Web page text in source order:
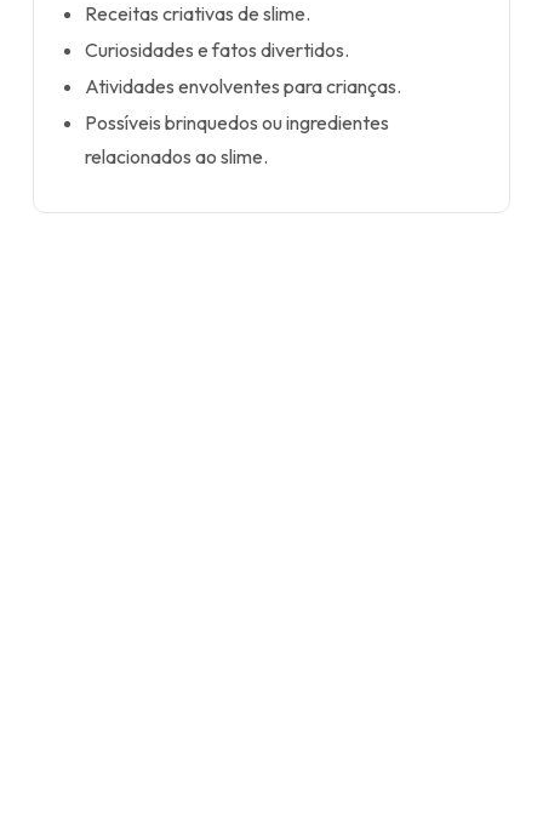
Receitas criativas de slime.
Curiosidades e fatos divertidos.
Atividades envolventes para crianças.
Possíveis brinquedos ou ingredientes
relacionados ao slime.